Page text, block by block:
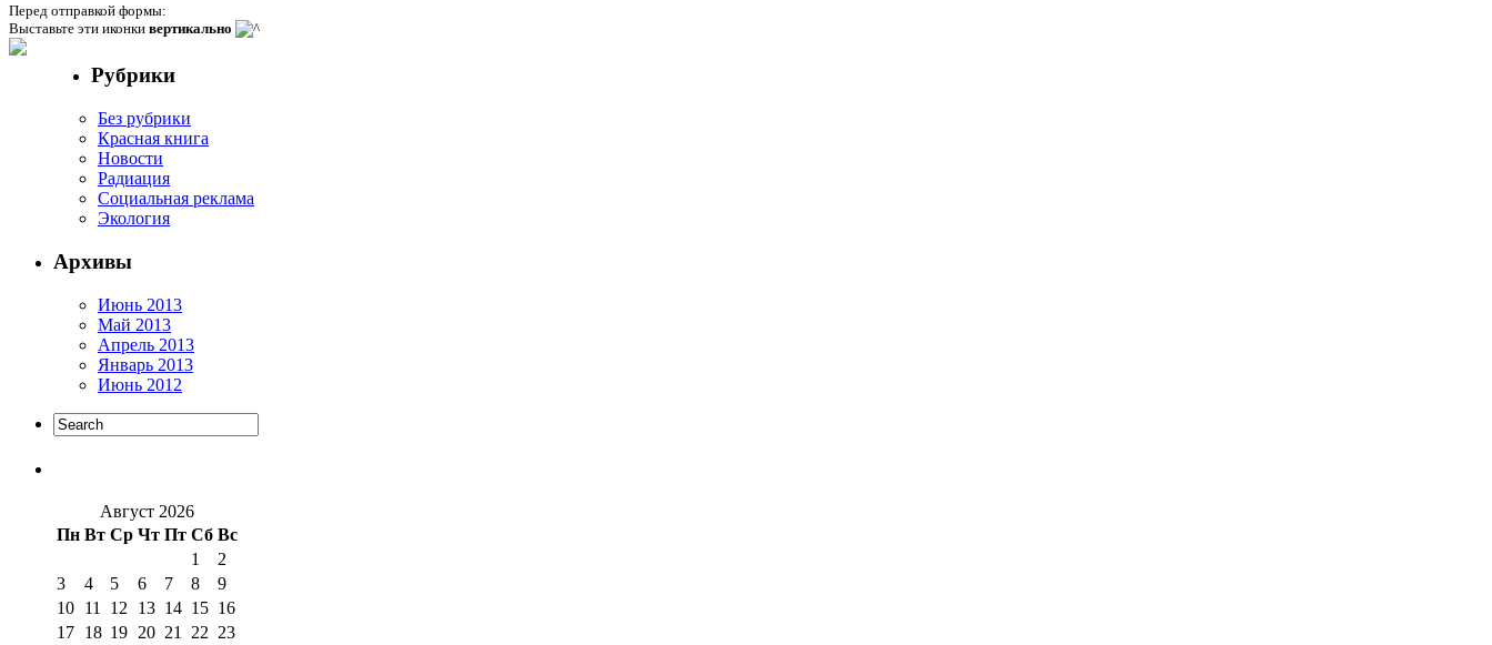
Перед отправкой формы:
Выставьте эти иконки вертикально
Рубрики
Без рубрики
Красная книга
Новости
Радиация
Социальная реклама
Экология
Архивы
Июнь 2013
Май 2013
Апрель 2013
Январь 2013
Июнь 2012
Август 2026
Пн Вт Ср Чт Пт Сб Вс
1
2
3
4 5 6 7 8
9
10 11 12 13 14 15 16
17 18 19 20 21 22 23